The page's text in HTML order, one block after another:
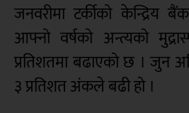
जनवरीमा टर्कीको केन्द्रिय
आफ्नो वर्षको अन्त्यको
प्रतिशतमा बढाएको छ । जुन
३ प्रतिशत अंकले बढी हो ।